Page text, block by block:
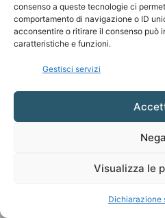
consenso a queste tecnologie ci
comportamento di navigazione o ID
acconsentire o ritirare il consenso può
caratteristiche e funzioni.
Gestisci servizi
Nega
Visualizza le
Dichiarazione